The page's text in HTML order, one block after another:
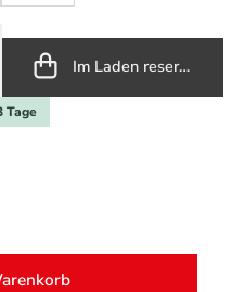
Im Laden reservieren
Tage
gewünschten Wert